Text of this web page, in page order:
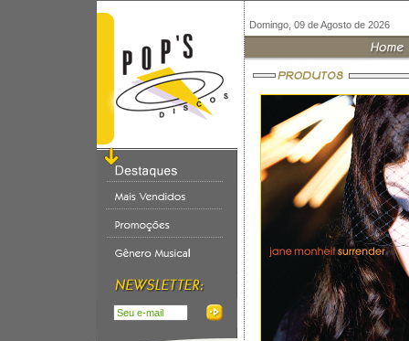
Domingo, 09 de Agosto de 2026